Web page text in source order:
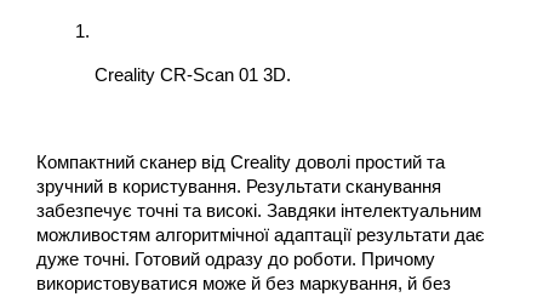
Creality CR-Scan 01 3D.
Компактний сканер від Creality доволі простий та
зручний в користування. Результати сканування
забезпечує точні та високі. Завдяки інтелектуальним
можливостям алгоритмічної адаптації результати дає
дуже точні. Готовий одразу до роботи. Причому
використовуватися може й без маркування, й без